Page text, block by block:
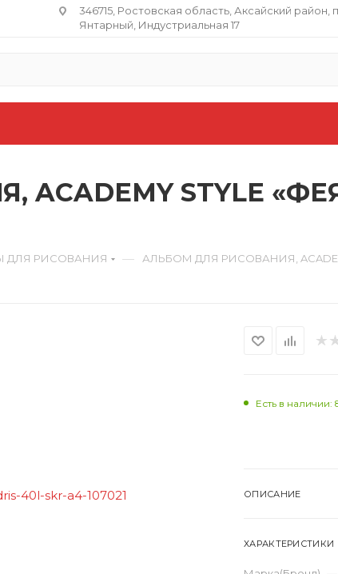
346715, Ростовская область​, Аксайский район,
Янтарный, Индустриальная 17
STYLE
ДЛЯ РИСОВАНИЯ — АЛЬБОМ ДЛЯ РИСОВАНИЯ,
Есть в наличии:
ОПИСАНИЕ
ХАРАКТЕРИСТИКИ